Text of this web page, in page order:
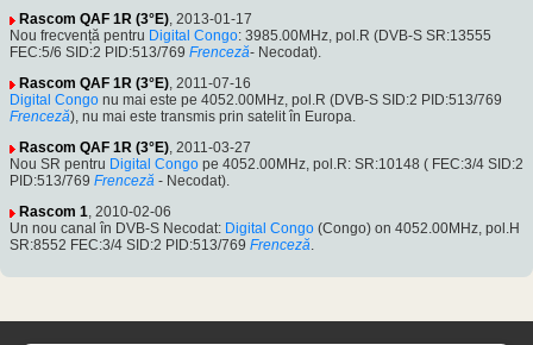
Rascom QAF 1R (3°E), 2013-01-17
Nou frecvență pentru Digital Congo: 3985.00MHz, pol.R (DVB-S SR:13555
FEC:5/6 SID:2 PID:513/769 Frenceză- Necodat).
Rascom QAF 1R (3°E), 2011-07-16
Digital Congo nu mai este pe 4052.00MHz, pol.R (DVB-S SID:2 PID:513/769
Frenceză), nu mai este transmis prin satelit în Europa.
Rascom QAF 1R (3°E), 2011-03-27
Nou SR pentru Digital Congo pe 4052.00MHz, pol.R: SR:10148 ( FEC:3/4 SID:2
PID:513/769 Frenceză - Necodat).
Rascom 1, 2010-02-06
Un nou canal în DVB-S Necodat: Digital Congo (Congo) on 4052.00MHz, pol.H
SR:8552 FEC:3/4 SID:2 PID:513/769 Frenceză.